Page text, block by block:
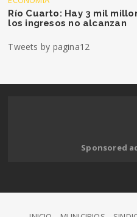
Río Cuarto: Hay 3 mil
los ingresos no alcanzan
Tweets by pagina12
Sponsored